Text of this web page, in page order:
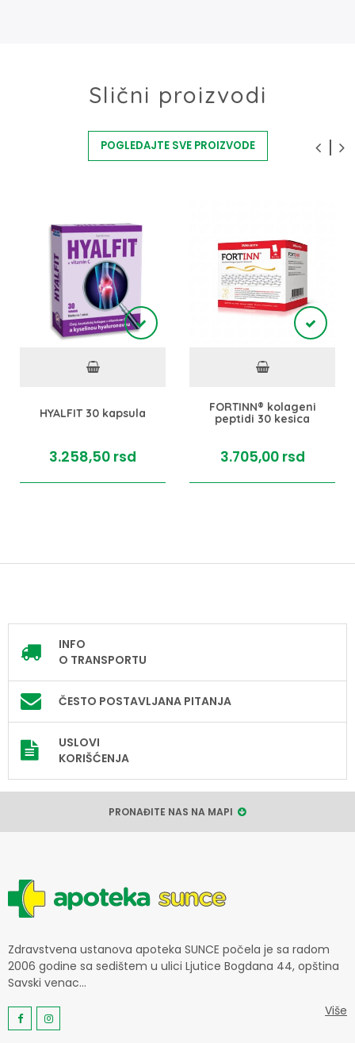
Slični proizvodi
POGLEDAJTE SVE PROIZVODE
HYALFIT 30 kapsula
3.258,50 rsd
FORTINN® kolageni
peptidi 30 kesica
3.705,00 rsd
INFO
O TRANSPORTU
ČESTO POSTAVLJANA PITANJA
USLOVI
KORIŠĆENJA
PRONAĐITE NAS NA MAPI
Zdravstvena ustanova apoteka SUNCE počela je sa radom
2006 godine sa sedištem u ulici Ljutice Bogdana 44, opština
Savski venac...
Više